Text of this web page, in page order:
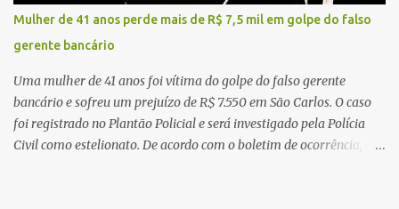
ocorrência e isolaram a área para o trabalho da perícia. Até a
última atualização, nenhum suspeito havia sido preso. A Polícia
Civil investigará a motivação da briga, a autoria dos disparos e as
circunstâncias do crime. A ocorrência segue em anda...
Mulher de 41 anos perde mais de R$ 7,5 mil em golpe do falso
gerente bancário
Uma mulher de 41 anos foi vítima do golpe do falso gerente
bancário e sofreu um prejuízo de R$ 7.550 em São Carlos. O caso
foi registrado no Plantão Policial e será investigado pela Polícia
Civil como estelionato. De acordo com o boletim de ocorrência, a